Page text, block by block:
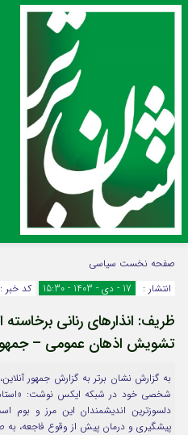
اینستاگرام
سروش
آپارات
رمز عبور
مرا به خاطر بسپار
صفحه نخست سیاسی
انتشار :
17 - دی - 1403 - 15:30 کد خبر :
ظریف: انذارهای رنانی
تشویش اذهان عمومی –
به گزارش نشان برتر به گزارش جمهور
شخصی خود در شبکه ایکس نوشت: «‏استاد
دلسوزترین اندیشمندان این مرز و
پیشگیری و درمان پیش از وقوع فاجعه،